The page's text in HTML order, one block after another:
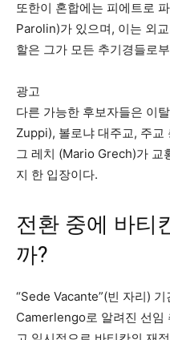
또한이 혼합에는 피에트로
Parolin)가 있으며, 이는 외
할은 그가 모든 추기경들로
광고
다른 가능한 후보자들은 이
Zuppi), 볼로냐 대주교, 주교
그 레치 (Mario Grech)가 교
지 한 입장이다.
전환 중에 바티
까?
“Sede Vacante”(빈 자리)
Camerlengo로 알려진 선임